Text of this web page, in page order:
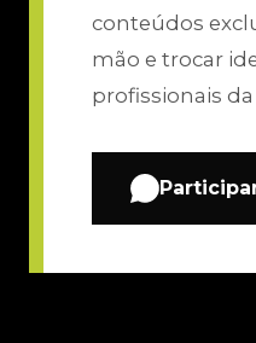
conteúdos
mão e trocar
profissionais da